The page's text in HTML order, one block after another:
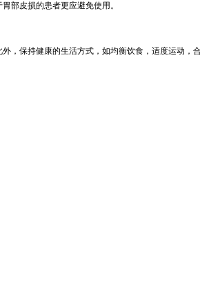
部皮损的患者更应避免使用。
保持健康的生活方式，如均衡饮食，适度运动，